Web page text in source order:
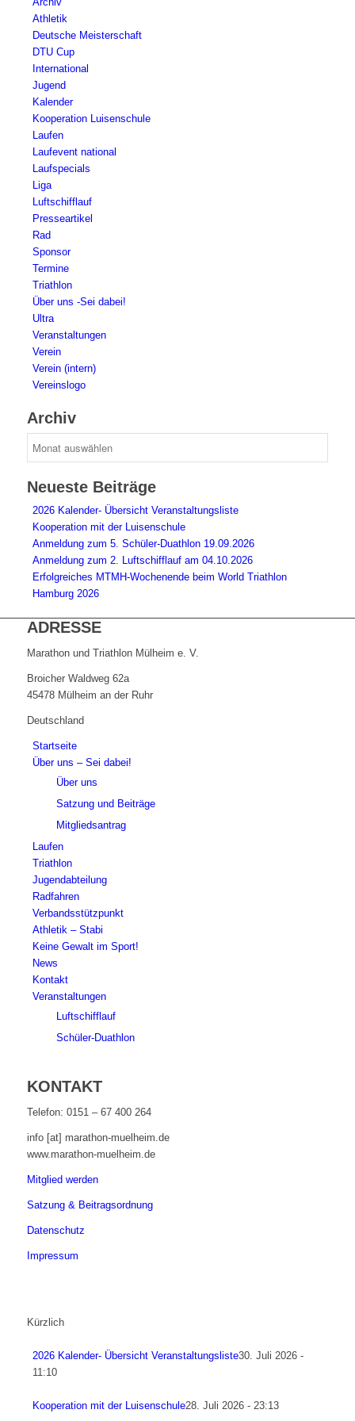
Athletik
Deutsche Meisterschaft
DTU Cup
International
Jugend
Kalender
Kooperation Luisenschule
Laufen
Laufevent national
Laufspecials
Liga
Luftschifflauf
Presseartikel
Rad
Sponsor
Termine
Triathlon
Über uns -Sei dabei!
Ultra
Veranstaltungen
Verein
Verein (intern)
Vereinslogo
Archiv
Neueste Beiträge
2026 Kalender- Übersicht Veranstaltungsliste
Kooperation mit der Luisenschule
Anmeldung zum 5. Schüler-Duathlon 19.09.2026
Anmeldung zum 2. Luftschifflauf am 04.10.2026
Erfolgreiches MTMH-Wochenende beim World Triathlon
Hamburg 2026
ADRESSE
Marathon und Triathlon Mülheim e. V.
Broicher Waldweg 62a
45478 Mülheim an der Ruhr
Deutschland
Startseite
Über uns – Sei dabei!
Über uns
Satzung und Beiträge
Mitgliedsantrag
Laufen
Triathlon
Jugendabteilung
Radfahren
Verbandsstützpunkt
Athletik – Stabi
Keine Gewalt im Sport!
News
Kontakt
Veranstaltungen
Luftschifflauf
Schüler-Duathlon
KONTAKT
Telefon: 0151 – 67 400 264
info [at] marathon-muelheim.de
www.marathon-muelheim.de
Mitglied werden
Satzung & Beitragsordnung
Datenschutz
Impressum
Kürzlich
2026 Kalender- Übersicht Veranstaltungsliste30. Juli 2026 -
11:10
Kooperation mit der Luisenschule28. Juli 2026 - 23:13